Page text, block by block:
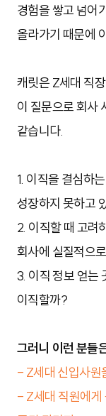
경험을 쌓고 넘어
올라가기 때문에
캐릿은 Z세대 직
이 질문으로 회사
같습니다.
1. 이직을 결심하
성장하지 못하고
2. 이직할 때 고려
회사에 실질적으
3. 이직 정보 얻는
이직할까?
그러니 이런 분들
- Z세대 신입사원
- Z세대 직원에게